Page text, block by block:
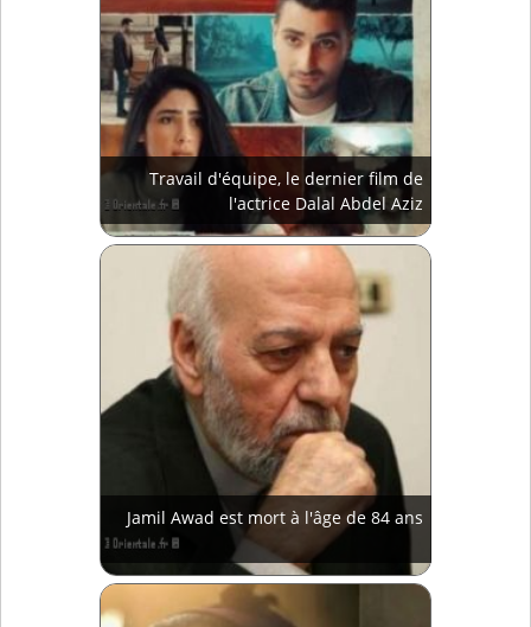
Travail d'équipe, le dernier film de
l'actrice Dalal Abdel Aziz
Jamil Awad est mort à l'âge de 84 ans